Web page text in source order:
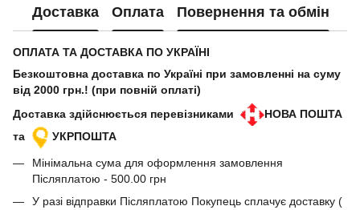
Доставка Оплата Повернення та обмін
ОПЛАТА ТА ДОСТАВКА ПО УКРАЇНІ
Безкоштовна доставка по Україні при замовленні на суму
від 2000 грн.! (при повній оплаті)
Доставка здійснюється перевізниками
НОВА ПОШТА
та
УКРПОШТА
Мінімальна сума для оформлення замовлення
Післяплатою - 500.00 грн
У разі відправки Післяплатою Покупець сплачує доставку (